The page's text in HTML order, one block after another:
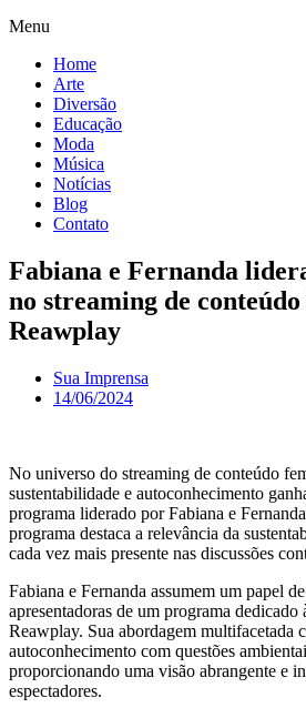
Menu
Home
Arte
Diversão
Educação
Moda
Música
Notícias
Blog
Contato
Fabiana e Fernanda
no streaming de
Reawplay
Sua Imprensa
14/06/2024
No universo do streaming de conteúdo
sustentabilidade e autoconhecimento
programa liderado por Fabiana e
programa destaca a relevância da
cada vez mais presente nas discussões
Fabiana e Fernanda assumem um papel
apresentadoras de um programa dedicado
Reawplay. Sua abordagem multifacetada
autoconhecimento com questões
proporcionando uma visão abrangente e
espectadores.